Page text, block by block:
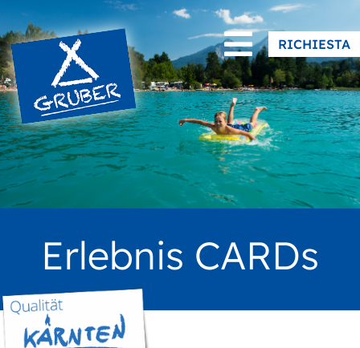
Facebook
Instagram
RICHIESTA
Erlebnis CARDs